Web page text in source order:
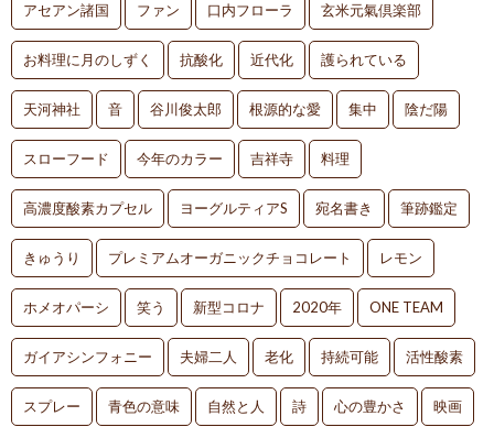
アセアン諸国 ファン 口内フローラ 玄米元氣倶楽部
お料理に月のしずく 抗酸化 近代化 護られている
天河神社 音 谷川俊太郎 根源的な愛 集中 陰だ陽
スローフード 今年のカラー 吉祥寺 料理
高濃度酸素カプセル ヨーグルティアS 宛名書き 筆跡鑑定
きゅうり プレミアムオーガニックチョコレート レモン
ホメオパーシ 笑う 新型コロナ 2020年 ONE TEAM
ガイアシンフォニー 夫婦二人 老化 持続可能 活性酸素
スプレー 青色の意味 自然と人 詩 心の豊かさ 映画